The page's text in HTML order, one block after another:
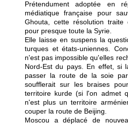
Prétendument adoptée en
médiatique française pour
Ghouta, cette résolution
pour presque toute la Syrie.
Elle laisse en suspens la
turques et états-uniennes.
n'est pas impossible qu'elles
Nord-Est du pays. En effet, si
passer la route de la soie
soufflerait sur les braises
territoire kurde (si l'on admet
n'est plus un territoire
couper la route de Beijing.
Moscou a déplacé de